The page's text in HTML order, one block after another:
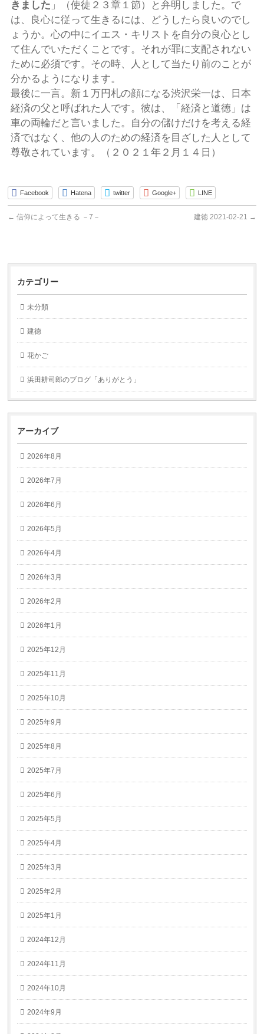
きました 」（使徒２３章１節）と弁明しました。で
は、良心に従って生きるには、どうしたら良いのでし
ょうか。心の中にイエス・キリストを自分の良心とし
て住んでいただくことです。それが罪に支配されない
ために必須です。その時、人として当たり前のことが
分かるようになります。
最後に一言。新１万円札の顔になる渋沢栄一は、日本
経済の父と呼ばれた人です。彼は、「経済と道徳」は
車の両輪だと言いました。自分の儲けだけを考える経
済ではなく、他の人のための経済を目ざした人として
尊敬されています。（２０２１年２月１４日）
Facebook Hatena twitter Google+ LINE
← 信仰によって生きる －7－ 建徳 2021-02-21 →
カテゴリー
未分類
建徳
花かご
浜田耕司郎のブログ「ありがとう」
アーカイブ
2026年8月
2026年7月
2026年6月
2026年5月
2026年4月
2026年3月
2026年2月
2026年1月
2025年12月
2025年11月
2025年10月
2025年9月
2025年8月
2025年7月
2025年6月
2025年5月
2025年4月
2025年3月
2025年2月
2025年1月
2024年12月
2024年11月
2024年10月
2024年9月